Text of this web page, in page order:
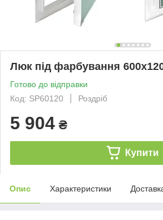
Люк під фарбування
Готово до відправки
Код: SP60120
Роздріб
5 904 ₴
Купити
Опис Характеристики